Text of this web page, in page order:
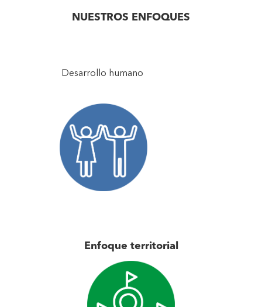
NUESTROS ENFOQUES
Desarrollo humano
Enfoque territorial